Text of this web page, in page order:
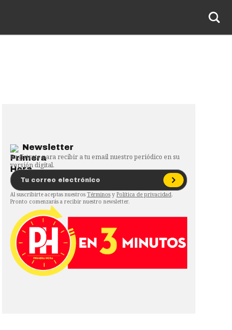
Newsletter
Regístrate para recibir a tu email nuestro periódico en su
versión digital.
Al suscribirte aceptas nuestros Términos y Política de privacidad.
Pronto comenzarás a recibir nuestro newsletter.